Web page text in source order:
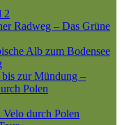
2
Radweg – Das Grüne
Alb zum Bodensee
zur Mündung –
Polen
durch Polen